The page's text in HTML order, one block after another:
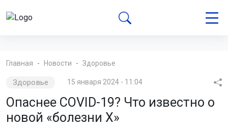
Главная Новости Здоровье
Здоровье 15 января 2024 - 11:04
Опаснее COVID-19? Что известно о
новой «болезни X»